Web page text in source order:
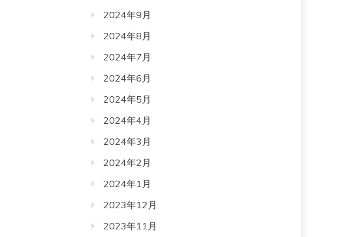
2024年9月
2024年8月
2024年7月
2024年6月
2024年5月
2024年4月
2024年3月
2024年2月
2024年1月
2023年12月
2023年11月